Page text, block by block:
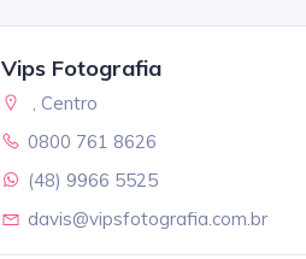
Vips Fotografia
, Centro
0800 761 8626
(48) 9966 5525
davis@vipsfotografia.com.br